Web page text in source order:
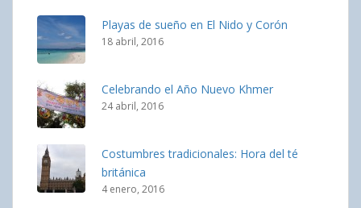
Playas de sueño en El Nido y Corón
18 abril, 2016
Celebrando el Año Nuevo Khmer
24 abril, 2016
Costumbres tradicionales: Hora del té
británica
4 enero, 2016